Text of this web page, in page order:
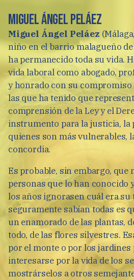
Miguel Ángel Peláez
Miguel Ángel Peláez
niño en el barrio malagueño
ha permanecido toda su vida.
vida laboral como abogado,
y honrado con su compromiso
las que ha tenido que
comprensión de la Ley y el
instrumento para la justicia, la
quienes son más vulnerables,
concordia.
Es probable, sin embargo, que
personas que lo han conocido
los años ignorasen cuál era su
seguramente sabían todas es
un enamorado de las plantas,
todo, de las flores silvestres.
por el monte o por los jardines
interesarse por la vida de los
mostrárselos a otros